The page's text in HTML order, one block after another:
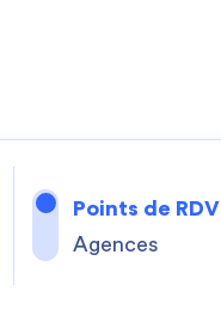
Points de RDV
Agences